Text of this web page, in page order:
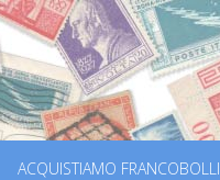
ACQUISTIAMO FRANCOBOLLI